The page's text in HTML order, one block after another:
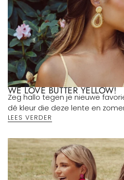
WE LOVE BUTTER YELLOW!
Zeg hallo tegen je nieuwe
dé kleur die deze lente en
LEES VERDER